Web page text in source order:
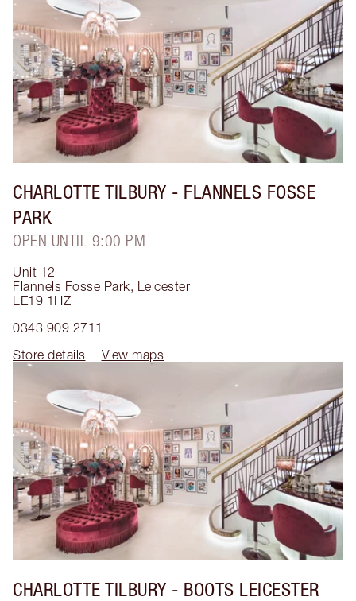
CHARLOTTE TILBURY - FLANNELS FOSSE
PARK
OPEN UNTIL 9:00 PM
Unit 12
Flannels Fosse Park, Leicester
LE19 1HZ
0343 909 2711
Store details
View maps
CHARLOTTE TILBURY - BOOTS LEICESTER